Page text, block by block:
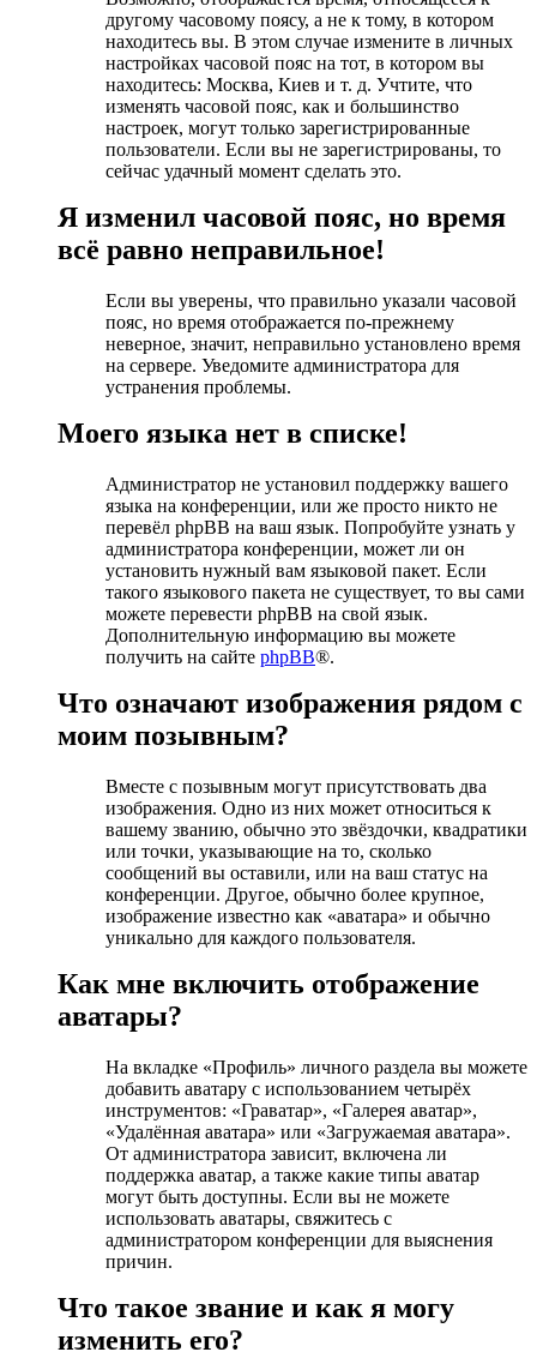
другому часовому поясу, а не к тому, в котором
находитесь вы. В этом случае измените в личных
настройках часовой пояс на тот, в котором вы
находитесь: Москва, Киев и т. д. Учтите, что
изменять часовой пояс, как и большинство
настроек, могут только зарегистрированные
пользователи. Если вы не зарегистрированы, то
сейчас удачный момент сделать это.
Я изменил часовой пояс, но время
всё равно неправильное!
Если вы уверены, что правильно указали часовой
пояс, но время отображается по-прежнему
неверное, значит, неправильно установлено время
на сервере. Уведомите администратора для
устранения проблемы.
Моего языка нет в списке!
Администратор не установил поддержку вашего
языка на конференции, или же просто никто не
перевёл phpBB на ваш язык. Попробуйте узнать у
администратора конференции, может ли он
установить нужный вам языковой пакет. Если
такого языкового пакета не существует, то вы сами
можете перевести phpBB на свой язык.
Дополнительную информацию вы можете
получить на сайте phpBB®.
Что означают изображения рядом с
моим позывным?
Вместе с позывным могут присутствовать два
изображения. Одно из них может относиться к
вашему званию, обычно это звёздочки, квадратики
или точки, указывающие на то, сколько
сообщений вы оставили, или на ваш статус на
конференции. Другое, обычно более крупное,
изображение известно как «аватара» и обычно
уникально для каждого пользователя.
Как мне включить отображение
аватары?
На вкладке «Профиль» личного раздела вы можете
добавить аватару с использованием четырёх
инструментов: «Граватар», «Галерея аватар»,
«Удалённая аватара» или «Загружаемая аватара».
От администратора зависит, включена ли
поддержка аватар, а также какие типы аватар
могут быть доступны. Если вы не можете
использовать аватары, свяжитесь с
администратором конференции для выяснения
причин.
Что такое звание и как я могу
изменить его?